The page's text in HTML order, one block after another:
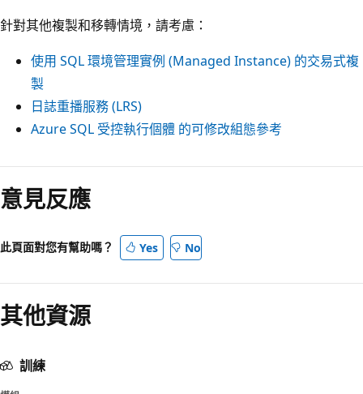
針對其他複製和移轉情境，請考慮：
使用 SQL 環境管理實例 (Managed Instance) 的交易式複
製
日誌重播服務 (LRS)
Azure SQL 受控執行個體 的可修改組態參考
意見反應
此頁面對您有幫助嗎？ Yes No
其他資源
訓練